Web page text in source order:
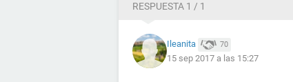
RESPUESTA 1 / 1
Ileanita 70
15 sep 2017 a las 15:27